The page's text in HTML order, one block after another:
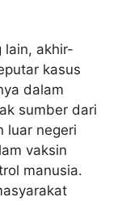
lain, akhir-
kasus
dalam
sumber dari
luar negeri
vaksin
manusia.